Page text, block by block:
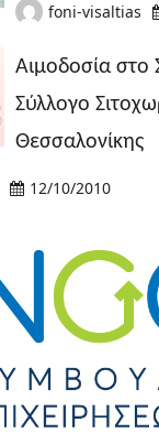
foni-visaltias
Αιμοδοσία στο
Σύλλογο
Θεσσαλονίκης
12/10/2010